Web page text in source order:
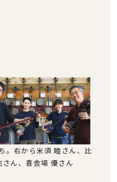
。右から米須 睦さん、比
ん、喜舎場 優さん